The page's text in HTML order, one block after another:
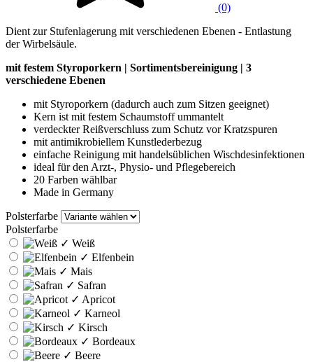
(0)
Dient zur Stufenlagerung mit verschiedenen Ebenen - Entlastung
der Wirbelsäule.
mit festem Styroporkern | Sortimentsbereinigung | 3
verschiedene Ebenen
mit Styroporkern (dadurch auch zum Sitzen geeignet)
Kern ist mit festem Schaumstoff ummantelt
verdeckter Reißverschluss zum Schutz vor Kratzspuren
mit antimikrobiellem Kunstlederbezug
einfache Reinigung mit handelsüblichen Wischdesinfektionen
ideal für den Arzt-, Physio- und Pflegebereich
20 Farben wählbar
Made in Germany
Polsterfarbe
Polsterfarbe
✓ Weiß
✓ Elfenbein
✓ Mais
✓ Safran
✓ Apricot
✓ Karneol
✓ Kirsch
✓ Bordeaux
✓ Beere